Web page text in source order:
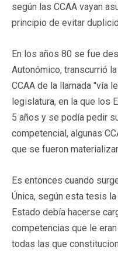
según las CCAA vayan
principio de evitar
En los años 80 se fue
Autonómico, transcurrió
CCAA de la llamada "vía
legislatura, en la que los
5 años y se podía pedir
competencial, algunas
que se fueron
Es entonces cuando
Única, según esta tesis
Estado debía hacerse
competencias que le
todas las que